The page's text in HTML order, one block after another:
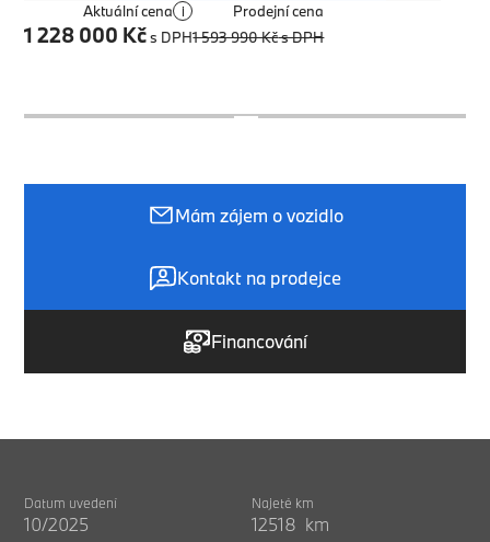
Aktuální cena i
1 228 000 Kčs DPH
Prodejní cena
1 593 990 Kčs DPH
Mám zájem o vozidlo
Kontakt na prodejce
Financování
Datum uvedení
10/2025
Najeté km
12518 km